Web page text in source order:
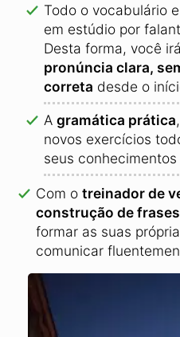
Todo o vocabulário
em estúdio por
Desta forma, você
pronúncia clara,
correta desde o
A gramática prática
novos exercícios
seus conhecimentos
Com o treinador de
construção de frases
formar as suas
comunicar